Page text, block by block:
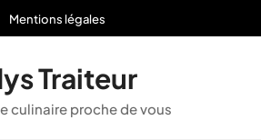
Mentions légales
Traiteur
culinaire proche de vous